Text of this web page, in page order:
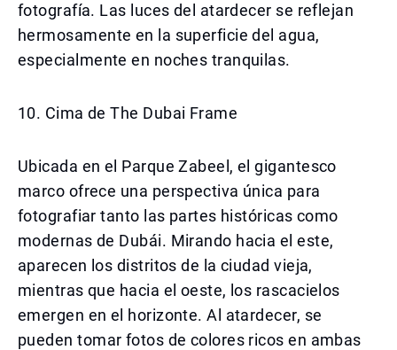
fotografía. Las luces del atardecer se reflejan
hermosamente en la superficie del agua,
especialmente en noches tranquilas.
10. Cima de The Dubai Frame
Ubicada en el Parque Zabeel, el gigantesco
marco ofrece una perspectiva única para
fotografiar tanto las partes históricas como
modernas de Dubái. Mirando hacia el este,
aparecen los distritos de la ciudad vieja,
mientras que hacia el oeste, los rascacielos
emergen en el horizonte. Al atardecer, se
pueden tomar fotos de colores ricos en ambas